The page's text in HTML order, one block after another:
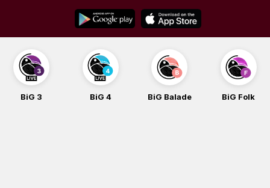
content
BiG 3 BiG 4 BiG Balade BiG Folk